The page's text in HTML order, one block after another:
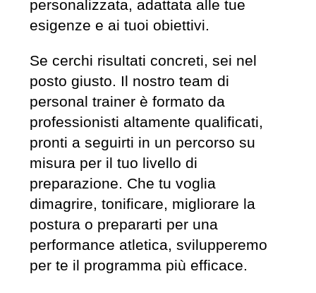
personalizzata, adattata alle tue
esigenze e ai tuoi obiettivi.
Se cerchi risultati concreti, sei nel
posto giusto. Il nostro team di
personal trainer è formato da
professionisti altamente qualificati,
pronti a seguirti in un percorso su
misura per il tuo livello di
preparazione. Che tu voglia
dimagrire, tonificare, migliorare la
postura o prepararti per una
performance atletica, svilupperemo
per te il programma più efficace.